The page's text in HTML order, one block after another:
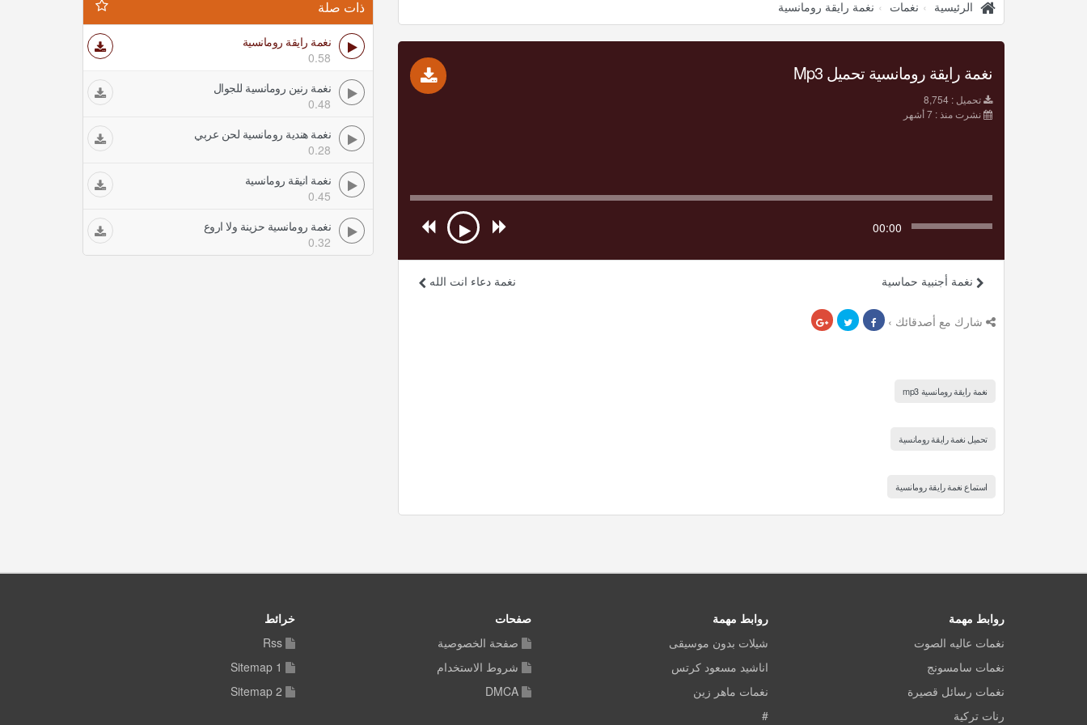
الرئيسية نغمات نغمة رايقة رومانسية
نغمة رايقة رومانسية تحميل Mp3
تحميل : 8,754
نشرت منذ : 7 أشهر
00:00
نغمة دعاء انت الله نغمة أجنبية حماسية
شارك مع أصدقائك ›
نغمة رايقة رومانسية mp3
تحميل نغمة رايقة رومانسية
استماع نغمة رايقة رومانسية
ذات صلة
نغمة رايقة رومانسية
0.58
نغمة رنين رومانسية للجوال
0.48
نغمة هندية رومانسية لحن عربي
0.28
نغمة انيقة رومانسية
0.45
نغمة رومانسية حزينة ولا اروع
0.32
روابط مهمة
نغمات عاليه الصوت
نغمات سامسونج
نغمات رسائل قصيرة
رنات تركية
روابط مهمة
شيلات بدون موسيقى
اناشيد مسعود كرتس
نغمات ماهر زين
#
صفحات
صفحة الخصوصية
شروط الاستخدام
DMCA
خرائط
Rss
Sitemap 1
Sitemap 2